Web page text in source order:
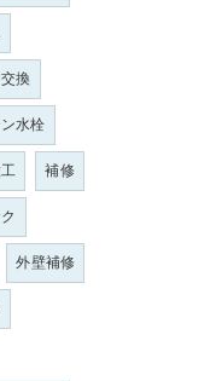
換
水栓
補修
外壁補修